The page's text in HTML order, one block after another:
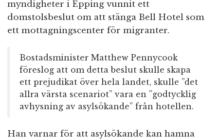
myndigheter i Epping vunnit ett
domstolsbeslut om att stänga Bell Hotel som
ett mottagningscenter för migranter.
Bostadsminister Matthew Pennycook
föreslog att om detta beslut skulle skapa
ett prejudikat över hela landet, skulle ”det
allra värsta scenariot” vara en ”godtycklig
avhysning av asylsökande” från hotellen.
Han varnar för att asylsökande kan hamna